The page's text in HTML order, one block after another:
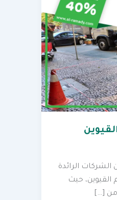
الرائدة
حيث
من […]